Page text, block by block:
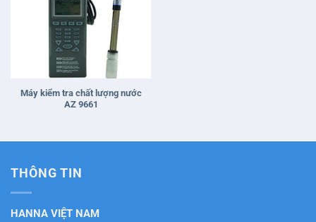
Máy kiểm tra chất lượng nước
AZ 9661
THÔNG TIN
HANNA VIỆT NAM